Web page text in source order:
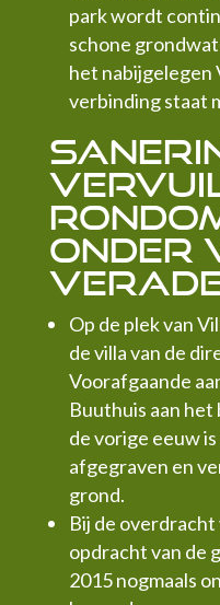
park wordt
schone
het nabijgelegen
verbinding staat
onder
Op de plek van
de villa van de
Voorafgaande
Buuthuis aan het
de vorige eeuw
afgegraven en
grond.
Bij de overdracht
opdracht van de
2015 nogmaals